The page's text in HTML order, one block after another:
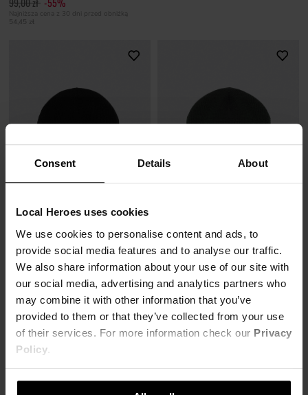
Consent Details About
Local Heroes uses cookies
We use cookies to personalise content and ads, to
provide social media features and to analyse our traffic.
We also share information about your use of our site with
our social media, advertising and analytics partners who
may combine it with other information that you’ve
provided to them or that they’ve collected from your use
of their services. For more information check our Privacy
Policy.
Najniższa cena z 30 dni przed obniżką
54,45 zł
CZAPKA LH CZARNA
59,00 zł
CZAPKA LH CIEMNOZIELONA
17,70 zł
59,00 zł -70%
Najniższa cena z 30 dni przed obniżką
23,60 zł